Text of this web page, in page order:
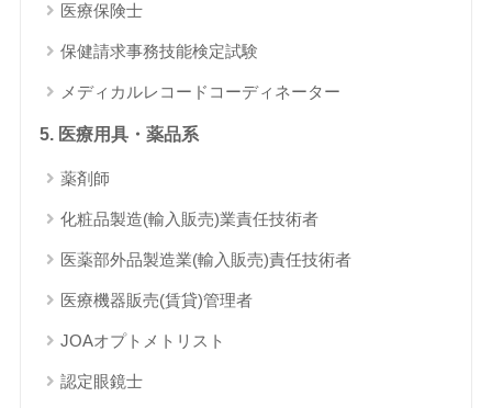
医療保険士
保健請求事務技能検定試験
メディカルレコードコーディネーター
5. 医療用具・薬品系
薬剤師
化粧品製造(輸入販売)業責任技術者
医薬部外品製造業(輸入販売)責任技術者
医療機器販売(賃貸)管理者
JOAオプトメトリスト
認定眼鏡士